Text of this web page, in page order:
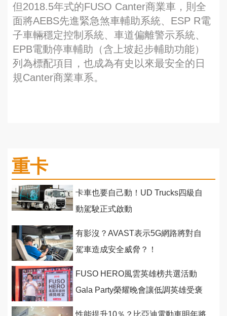
但2018.5年式的FUSO Canter商業車，則全
面將AEBS先進緊急煞車輔助系統、ESP R電
子車輛穩定控制系統、車道偏離警示系統、
EPB電動停車輔助（含上坡起步輔助功能）
列為標配項目，也成為有史以來最安全的日
規Canter商業車系。
重卡
卡車也要自己動！UD Trucks四級自
動駕駛正式啟動
有影沒？AVAST表示5G網路將對自
駕車造成安全威脅？！
FUSO HERO風雲英雄榜共選活動
Gala Party榮耀晚會讓低調英雄受褒
性能提升10％？比亞迪電動車明年將